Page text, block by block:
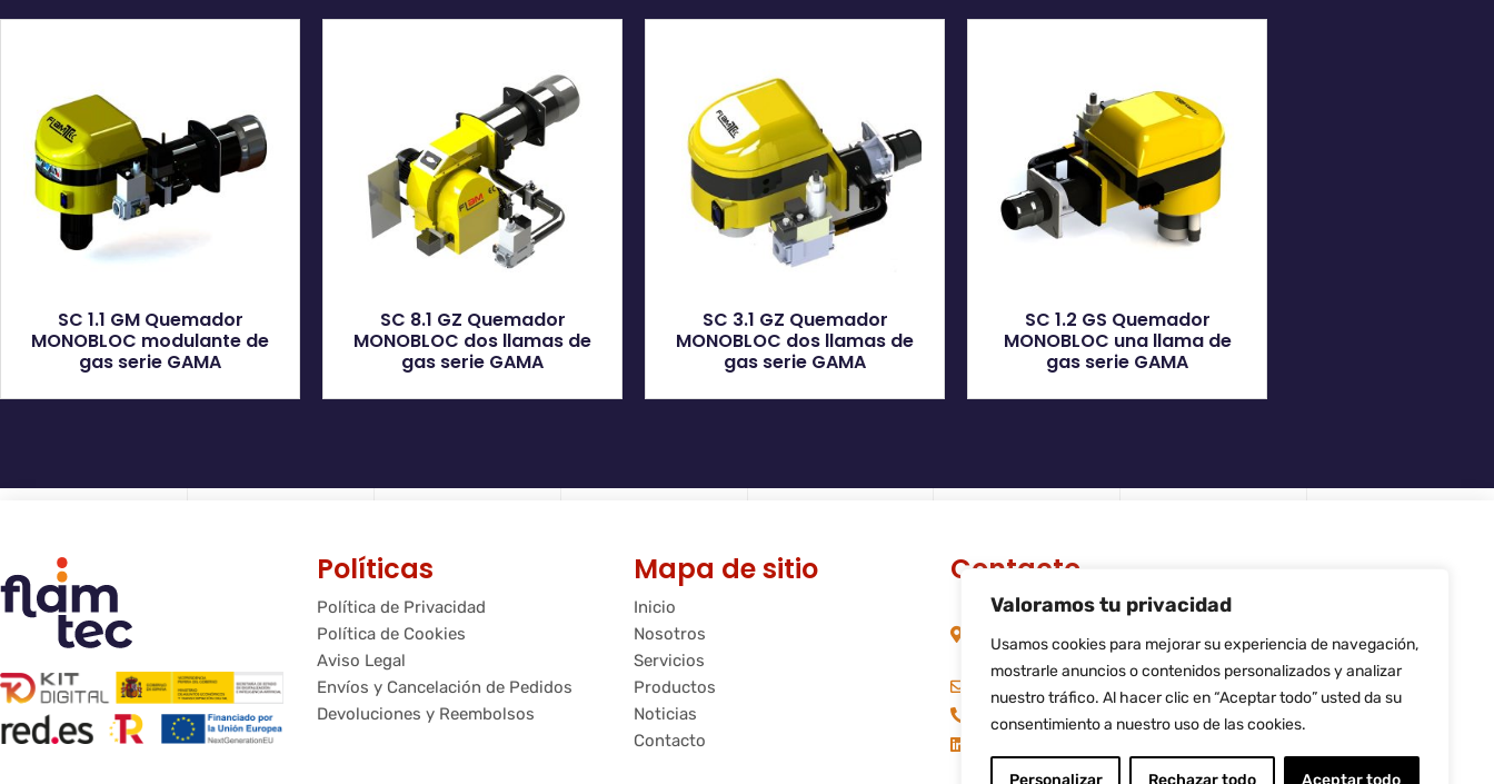
Valoramos tu privacidad
Usamos cookies para mejorar su experiencia de navegación,
mostrarle anuncios o contenidos personalizados y analizar
nuestro tráfico. Al hacer clic en “Aceptar todo” usted da su
consentimiento a nuestro uso de las cookies.
Personalizar Rechazar todo Aceptar todo
SC 1.1 GM Quemador
MONOBLOC modulante de
gas serie GAMA
SC 8.1 GZ Quemador
MONOBLOC dos llamas de
gas serie GAMA
SC 3.1 GZ Quemador
MONOBLOC dos llamas de
gas serie GAMA
SC 1.2 GS Quemador
MONOBLOC una llama de
gas serie GAMA
Políticas
Política de Privacidad
Política de Cookies
Aviso Legal
Envíos y Cancelación de Pedidos
Devoluciones y Reembolsos
Mapa de sitio
Inicio
Nosotros
Servicios
Productos
Noticias
Contacto
Contacto
C/ Riera de Palau, 36 - 38, nave 10,
08740, Sant Andreu de la Barca,
Barcelona
info@flamtec.es
+34 937 06 00 52